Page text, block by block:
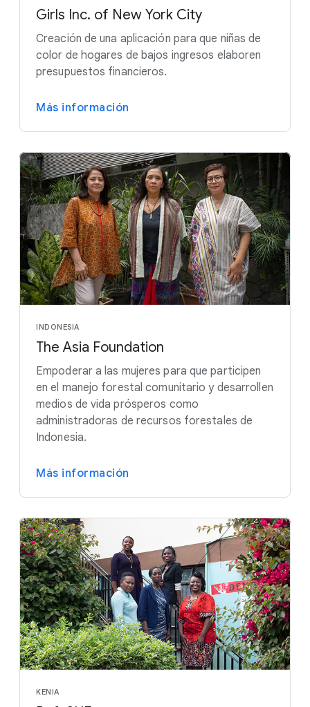
Girls Inc. of New York City
Creación de una aplicación para que niñas de
color de hogares de bajos ingresos elaboren
presupuestos financieros.
Más información
INDONESIA
The Asia Foundation
Empoderar a las mujeres para que participen
en el manejo forestal comunitario y desarrollen
medios de vida prósperos como
administradoras de recursos forestales de
Indonesia.
Más información
KENIA